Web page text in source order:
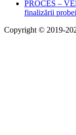
PROCES –
finalizării
Copyright © 2019-